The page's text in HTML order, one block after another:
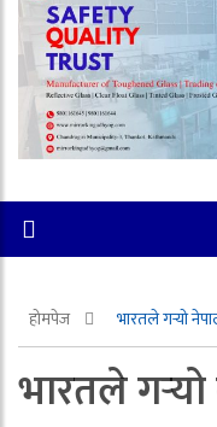
होमपेज भारतले गर्‍यो
भारतले